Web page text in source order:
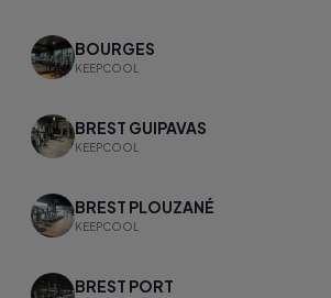
BOURGES
KEEPCOOL
BREST GUIPAVAS
KEEPCOOL
BREST PLOUZANÉ
KEEPCOOL
BREST PORT